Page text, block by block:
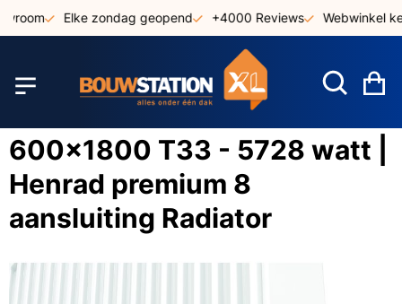
naar
Elke zondag geopend +4000 Reviews Webwinkel
600x1800 T33 - 5728 watt |
Henrad premium 8
aansluiting Radiator